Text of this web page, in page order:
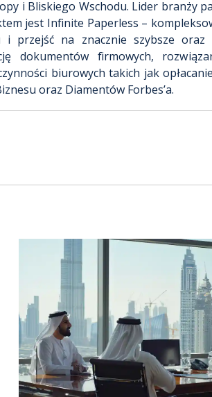
i Bliskiego Wschodu. Lider branży
jest Infinite Paperless –
przejść na znacznie szybsze oraz
dokumentów firmowych,
biurowych takich jak
oraz Diamentów Forbes’a.